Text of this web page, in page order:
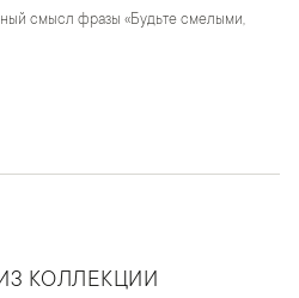
смысл фразы «Будьте смелыми,
КОЛЛЕКЦИИ